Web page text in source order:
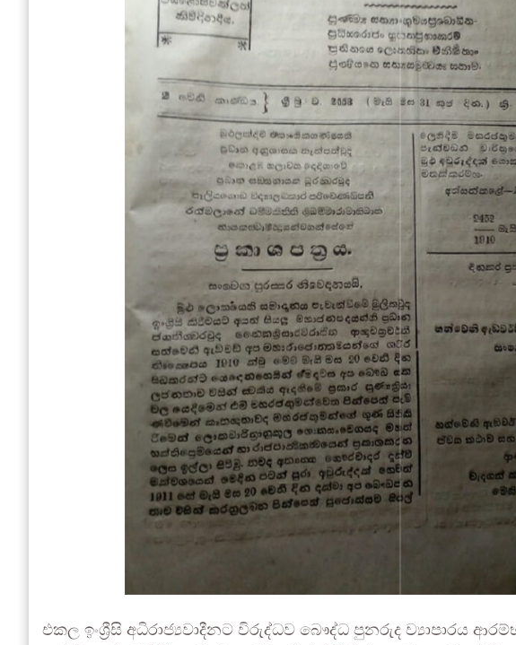
එකල ඉංශ්‍රීසි අධිරාජ්‍යවාදීනට විරුද්ධව බෞද්ධ පුනරුද ව්‍යාපාරය